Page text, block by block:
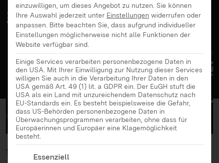
geeignet?
18.03.2022
einzuwilligen, um dieses Angebot zu nutzen. Sie können
Ihre Auswahl jederzeit unter Einstellungen widerrufen oder
anpassen. Bitte beachten Sie, dass aufgrund individueller
Einstellungen möglicherweise nicht alle Funktionen der
Website verfügbar sind.
Einige Services verarbeiten personenbezogene Daten in
den USA. Mit Ihrer Einwilligung zur Nutzung dieser Services
willigen Sie auch in die Verarbeitung Ihrer Daten in den
USA gemäß Art. 49 (1) lit. a GDPR ein. Der EuGH stuft die
USA als ein Land mit unzureichendem Datenschutz nach
EU-Standards ein. Es besteht beispielsweise die Gefahr,
dass US-Behörden personenbezogene Daten in
Überwachungsprogrammen verarbeiten, ohne dass für
Europäerinnen und Europäer eine Klagemöglichkeit
besteht.
Es folgt eine Liste der Service-Gruppen, für die eine
Essenziell